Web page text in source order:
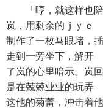
「哼，就这样也陪
岚，用剩余的ｊｙｅ
制作了一枚马眼堵，
走到一旁坐下，解开
了岚的心里暗示。岚
是在兢兢业业的玩弄
这他的菊蕾，冲击着